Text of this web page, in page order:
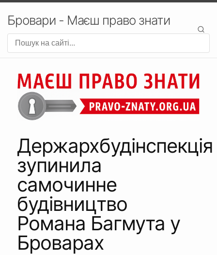
Бровари - Маєш право знати
Держархбудінспекція
зупинила
самочинне
будівництво
Романа Багмута у
Броварах